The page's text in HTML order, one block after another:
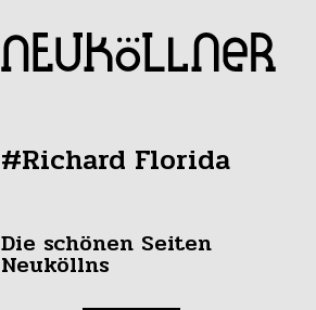
#Richard Florida
Die schönen Seiten
Neuköllns